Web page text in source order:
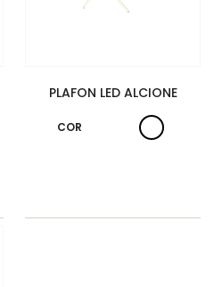
PLAFON LED ALCIONE
COR